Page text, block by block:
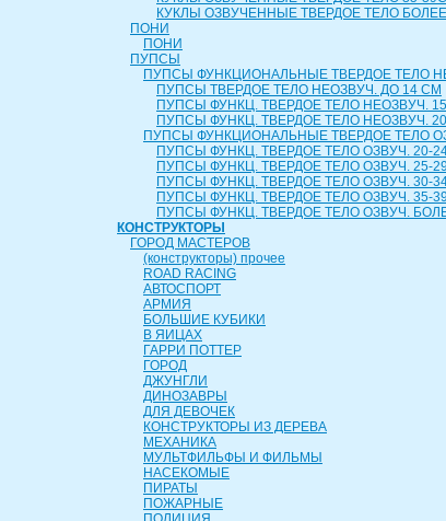
КУКЛЫ ОЗВУЧЕННЫЕ ТВЕРДОЕ ТЕЛО
ПОНИ
ПОНИ
ПУПСЫ
ПУПСЫ ФУНКЦИОНАЛЬНЫЕ ТВЕРДОЕ ТЕЛО
ПУПСЫ ТВЕРДОЕ ТЕЛО НЕОЗВУЧ. ДО 14 СМ
ПУПСЫ ФУНКЦ. ТВЕРДОЕ ТЕЛО НЕОЗВУЧ.
ПУПСЫ ФУНКЦ. ТВЕРДОЕ ТЕЛО НЕОЗВУЧ.
ПУПСЫ ФУНКЦИОНАЛЬНЫЕ ТВЕРДОЕ ТЕЛО
ПУПСЫ ФУНКЦ. ТВЕРДОЕ ТЕЛО ОЗВУЧ. 20-
ПУПСЫ ФУНКЦ. ТВЕРДОЕ ТЕЛО ОЗВУЧ. 25-
ПУПСЫ ФУНКЦ. ТВЕРДОЕ ТЕЛО ОЗВУЧ. 30-
ПУПСЫ ФУНКЦ. ТВЕРДОЕ ТЕЛО ОЗВУЧ. 35-
ПУПСЫ ФУНКЦ. ТВЕРДОЕ ТЕЛО ОЗВУЧ.
КОНСТРУКТОРЫ
ГОРОД МАСТЕРОВ
(конструкторы) прочее
ROAD RACING
АВТОСПОРТ
АРМИЯ
БОЛЬШИЕ КУБИКИ
В ЯИЦАХ
ГАРРИ ПОТТЕР
ГОРОД
ДЖУНГЛИ
ДИНОЗАВРЫ
ДЛЯ ДЕВОЧЕК
КОНСТРУКТОРЫ ИЗ ДЕРЕВА
МЕХАНИКА
МУЛЬТФИЛЬФЫ И ФИЛЬМЫ
НАСЕКОМЫЕ
ПИРАТЫ
ПОЖАРНЫЕ